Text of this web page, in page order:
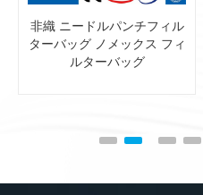
ポリエステルフィルター材
料ダストフィルターバッ
グ、ポリエステルダストフ